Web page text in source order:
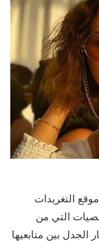
التغريدات
التي من
الجدل بين متابعيها